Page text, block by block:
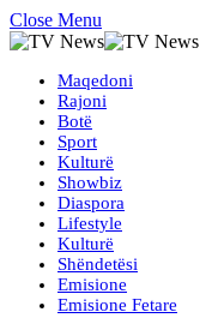
Close Menu
Maqedoni
Rajoni
Botë
Sport
Kulturë
Showbiz
Diaspora
Lifestyle
Kulturë
Shëndetësi
Emisione
Emisione Fetare